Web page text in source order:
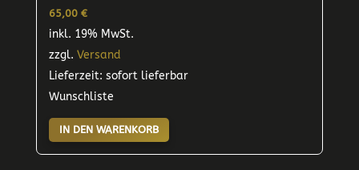
65,00 €
inkl. 19% MwSt.
zzgl. Versand
Lieferzeit: sofort lieferbar
Wunschliste
IN DEN WARENKORB